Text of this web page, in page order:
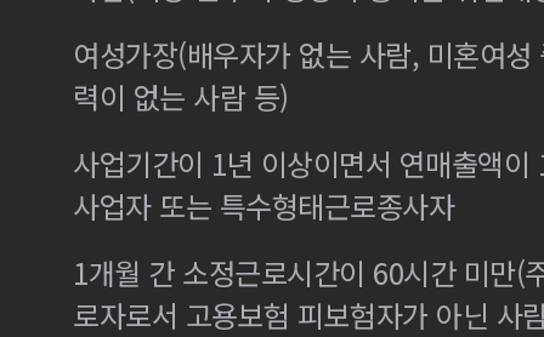
여성가장(배우자가 없는 사람, 미혼여
력이 없는 사람 등)
사업기간이 1년 이상이면서 연매출액
사업자 또는 특수형태근로종사자
1개월 간 소정근로시간이 60시간 미만(
로자로서 고용보험 피보험자가 아닌 사